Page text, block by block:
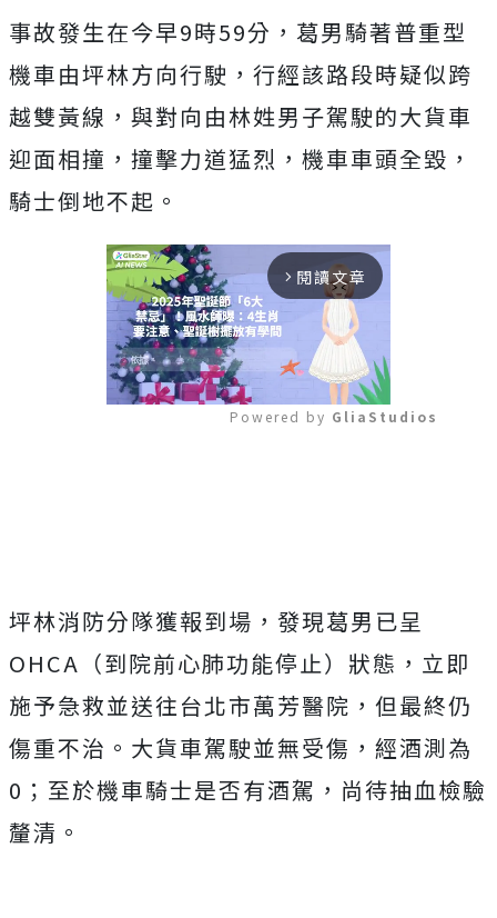
事故發生在今早9時59分，葛男騎著普重型
機車由坪林方向行駛，行經該路段時疑似跨
越雙黃線，與對向由林姓男子駕駛的大貨車
迎面相撞，撞擊力道猛烈，機車車頭全毀，
騎士倒地不起。
arrow_forward_ios 閱讀文章
Powered by GliaStudios
坪林消防分隊獲報到場，發現葛男已呈
OHCA（到院前心肺功能停止）狀態，立即
施予急救並送往台北市萬芳醫院，但最終仍
傷重不治。大貨車駕駛並無受傷，經酒測為
0；至於機車騎士是否有酒駕，尚待抽血檢驗
釐清。